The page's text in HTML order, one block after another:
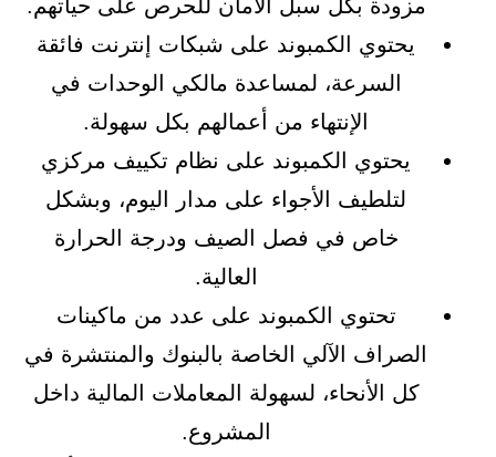
مزودة بكل سبل الأمان للحرص على حياتهم.
يحتوي الكمبوند على شبكات إنترنت فائقة
السرعة، لمساعدة مالكي الوحدات في
الإنتهاء من أعمالهم بكل سهولة.
يحتوي الكمبوند على نظام تكييف مركزي
لتلطيف الأجواء على مدار اليوم، وبشكل
خاص في فصل الصيف ودرجة الحرارة
العالية.
تحتوي الكمبوند على عدد من ماكينات
الصراف الآلي الخاصة بالبنوك والمنتشرة في
كل الأنحاء، لسهولة المعاملات المالية داخل
المشروع.